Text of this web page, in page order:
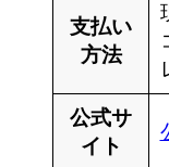
支払い
方法
公式サ
イト